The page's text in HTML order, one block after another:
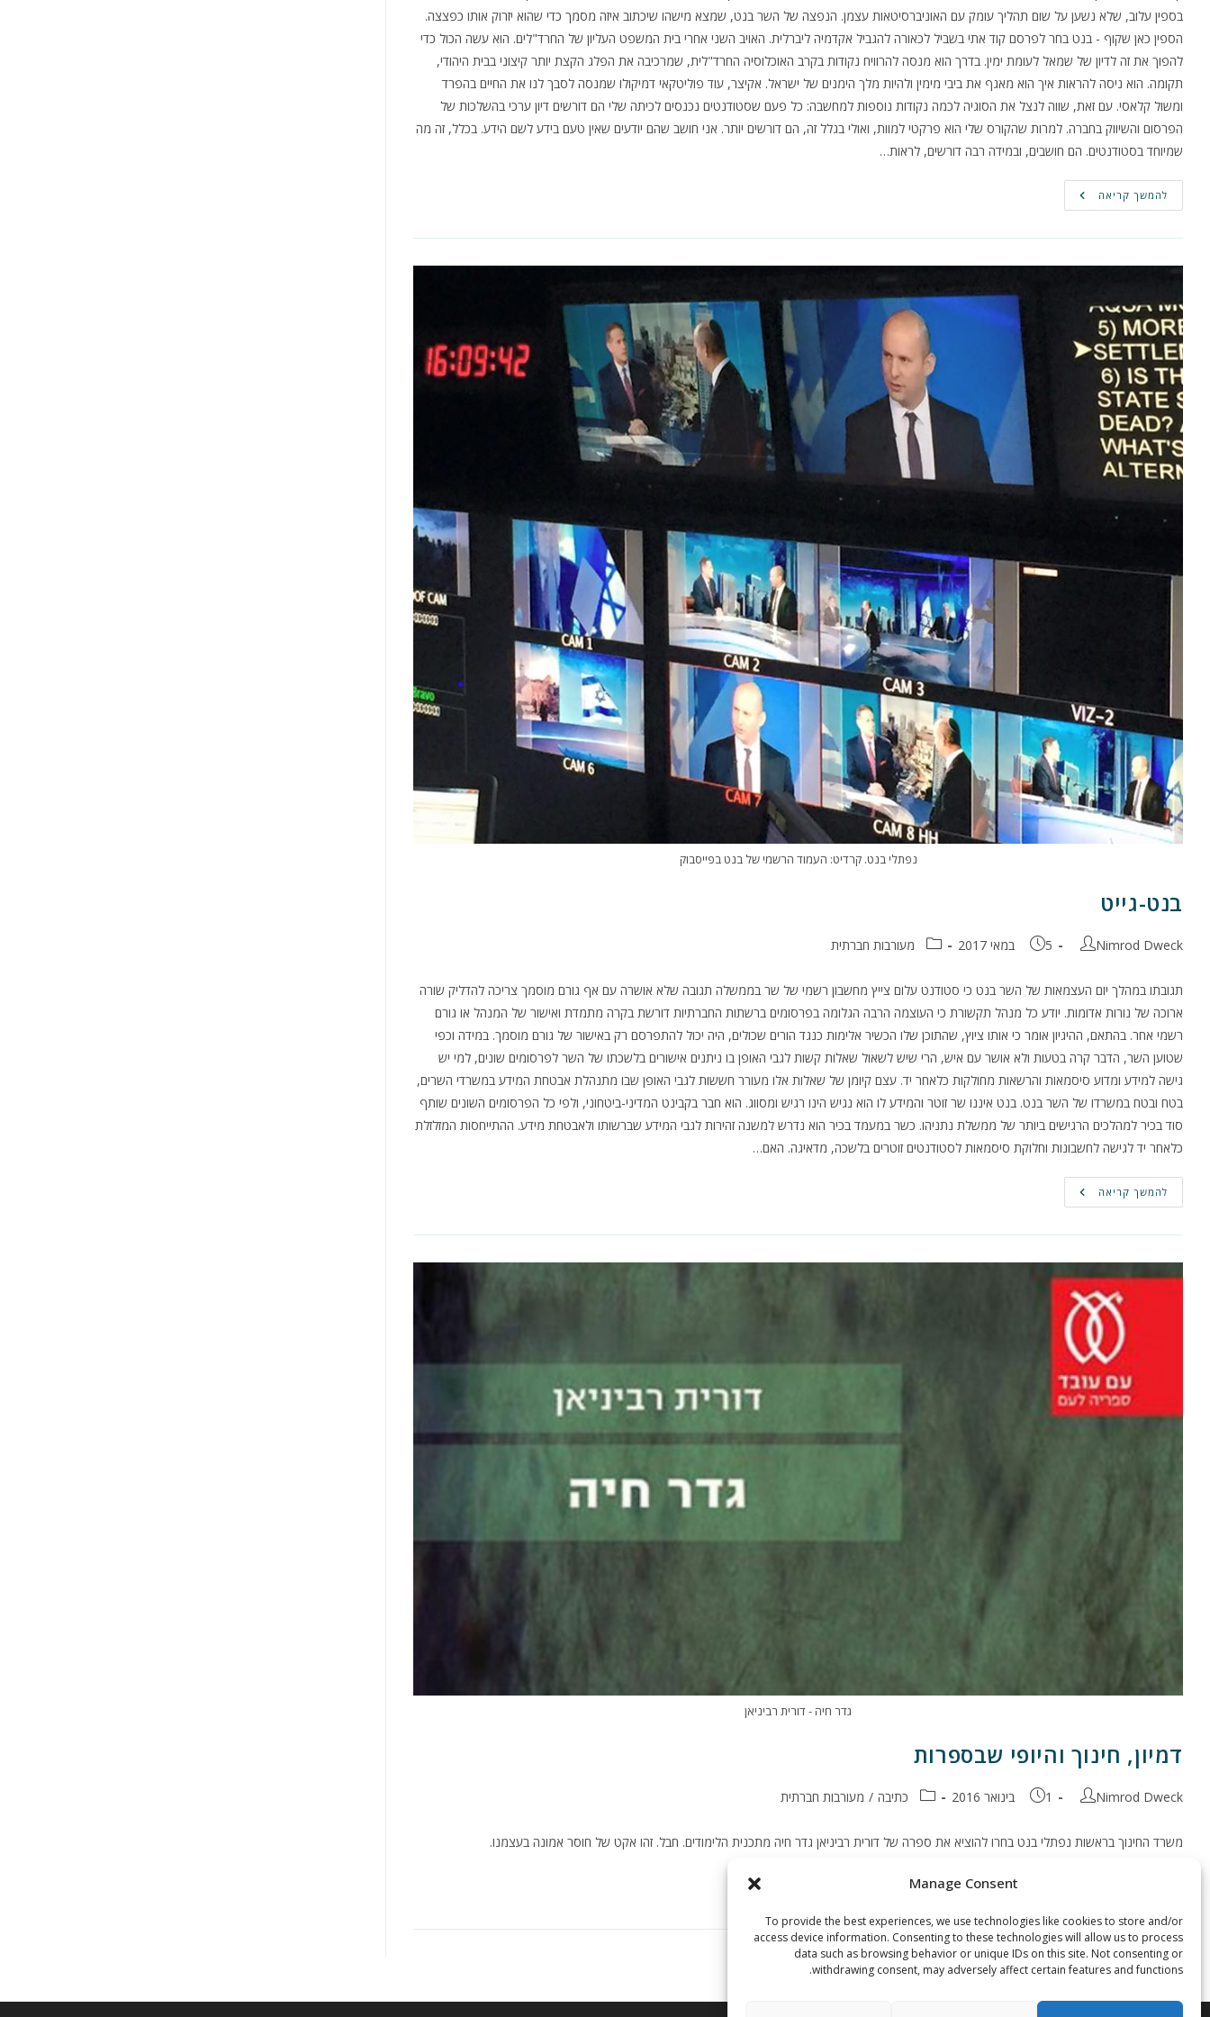
Manage Consent
To provide the best experiences, we use technologies like cookies to store and/or
access device information. Consenting to these technologies will allow us to process
data such as browsing behavior or unique IDs on this site. Not consenting or
withdrawing consent, may adversely affect certain features and functions.
בספין עלוב, שלא נשען על שום תהליך עומק עם האוניברסיטאות עצמן. הנפצה של השר בנט, שמצא מישהו שיכתוב איזה מסמך כדי שהוא יזרוק אותו כפצצה.
הספין כאן שקוף - בנט בחר לפרסם קוד אתי בשביל לכאורה להגביל אקדמיה ליברלית. האויב השני אחרי בית המשפט העליון של החרד"לים. הוא עשה הכול כדי
להפוך את זה לדיון של שמאל לעומת ימין. בדרך הוא מנסה להרוויח נקודות בקרב האוכלוסיה החרד"לית, שמרכיבה את הפלג הקצת יותר קיצוני בבית היהודי,
תקומה. הוא ניסה להראות איך הוא מאגף את ביבי מימין ולהיות מלך הימנים של ישראל. אקיצר, עוד פוליטקאי דמיקולו שמנסה לסבך לנו את החיים בהפרד
ומשול קלאסי. עם זאת, שווה לנצל את הסוגיה לכמה נקודות נוספות למחשבה: כל פעם שסטודנטים נכנסים לכיתה שלי הם דורשים דיון ערכי בהשלכות של
הפרסום והשיווק בחברה. למרות שהקורס שלי הוא פרקטי למוות, ואולי בגלל זה, הם דורשים יותר. אני חושב שהם יודעים שאין טעם בידע לשם הידע. בכלל, זה מה
שמיוחד בסטודנטים. הם חושבים, ובמידה רבה דורשים, לראות…
להמשך קריאה תפקידה
של
נפתלי בנט. קרדיט: העמוד הרשמי של בנט בפייסבוק
בנט-גייט
מחבר:
Nimrod Dweck פורסם:
5 במאי 2017 קטגוריה:מעורבות חברתית
תגובתו במהלך יום העצמאות של השר בנט כי סטודנט עלום צייץ מחשבון רשמי של שר בממשלה תגובה שלא אושרה עם אף גורם מוסמך צריכה להדליק שורה
ארוכה של נורות אדומות. יודע כל מנהל תקשורת כי העוצמה הרבה הגלומה בפרסומים ברשתות החברתיות דורשת בקרה מתמדת ואישור של המנהל או גורם
רשמי אחר. בהתאם, ההיגיון אומר כי אותו ציוץ, שהתוכן שלו הכשיר אלימות כנגד הורים שכולים, היה יכול להתפרסם רק באישור של גורם מוסמך. במידה וכפי
שטוען השר, הדבר קרה בטעות ולא אושר עם איש, הרי שיש לשאול שאלות קשות לגבי האופן בו ניתנים אישורים בלשכתו של השר לפרסומים שונים, למי יש
גישה למידע ומדוע סיסמאות והרשאות מחולקות כלאחר יד. עצם קיומן של שאלות אלו מעורר חששות לגבי האופן שבו מתנהלת אבטחת המידע במשרדי השרים,
בטח ובטח במשרדו של השר בנט. בנט איננו שר זוטר והמידע לו הוא נגיש הינו רגיש ומסווג. הוא חבר בקבינט המדיני-ביטחוני, ולפי כל הפרסומים השונים שותף
סוד בכיר למהלכים הרגישים ביותר של ממשלת נתניהו. כשר במעמד בכיר הוא נדרש למשנה זהירות לגבי המידע שברשותו ולאבטחת מידע. ההתייחסות המזלזלת
כלאחר יד לגישה לחשבונות וחלוקת סיסמאות לסטודנטים זוטרים בלשכה, מדאיגה. האם…
להמשך קריאה בנט-גייט
גדר חיה - דורית רביניאן
דמיון, חינוך והיופי שבספרות
מחבר:
Nimrod Dweck פורסם:1 בינואר 2016 קטגוריה:כתיבה / מעורבות חברתית
משרד החינוך בראשות נפתלי בנט בחרו להוציא את ספרה של דורית רביניאן גדר חיה מתכנית הלימודים. חבל. זהו אקט של חוסר אמונה בעצמנו.
שבספרות